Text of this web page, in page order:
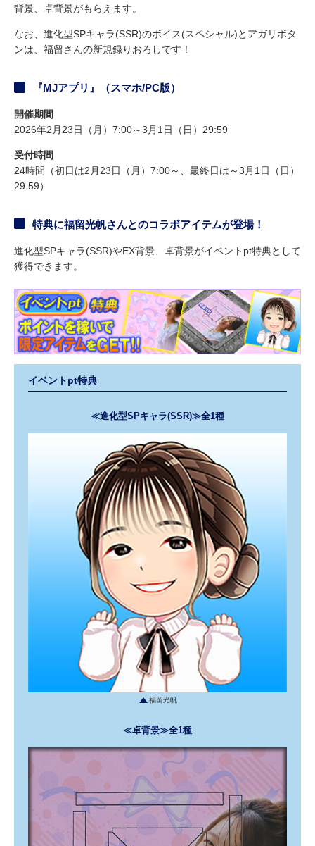
背景、卓背景がもらえます。
なお、進化型SPキャラ(SSR)のボイス(スペシャル)とアガリボタ
ンは、福留さんの新規録りおろしです！
『MJアプリ』（スマホ/PC版）
開催期間
2026年2月23日（月）7:00～3月1日（日）29:59
受付時間
24時間（初日は2月23日（月）7:00～、最終日は～3月1日（日）
29:59）
特典に福留光帆さんとのコラボアイテムが登場！
進化型SPキャラ(SSR)やEX背景、卓背景がイベントpt特典として
獲得できます。
イベントpt特典
≪進化型SPキャラ(SSR)≫全1種
福留光帆
≪卓背景≫全1種